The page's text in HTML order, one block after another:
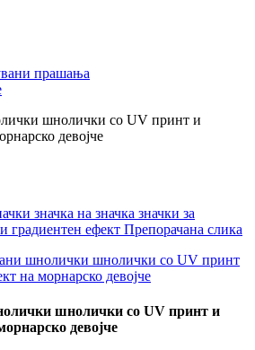
прашања
шнолички со UV принт и
девојче
шнолички со UV принт и
девојче